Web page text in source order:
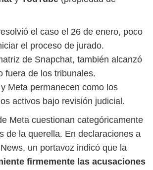
el caso el 26 de enero, poco
el proceso de jurado.
de Snapchat, también alcanzó
fuera de los tribunales.
Meta permanecen como los
activos bajo revisión judicial.
Meta cuestionan categóricamente
de la querella. En declaraciones a
un portavoz indicó que la
firmemente las acusaciones